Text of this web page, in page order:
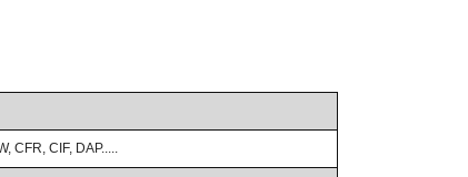
CFR, CIF, DAP.....